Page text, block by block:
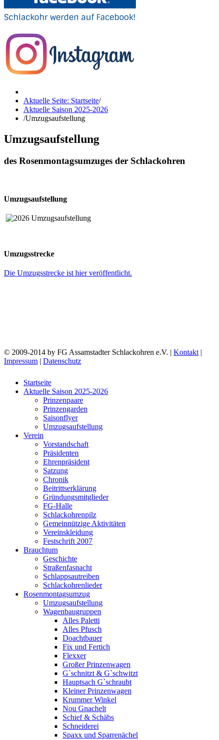
Aktuelle Seite: Startseite/
Aktuelle Saison 2025-2026
/Umzugsaufstellung
Umzugsaufstellung
des Rosenmontagsumzuges der Schlackohren
Umzugsaufstellung
Umzugsstrecke
Die Umzugsstrecke ist hier veröffentlicht.
© 2009-2014 by FG Assamstadter Schlackohren e.V. | Kontakt|
Impressum
Datenschutz
Startseite
Aktuelle Saison 2025-2026
Prinzenpaare
Prinzengarden
Saisonflyer
Umzugsaufstellung
Verein
Vorstandschaft
Präsidenten
Ehrenpräsident
Satzung
Chronik
Beitrittserklärung
Gründungsmitglieder
FG-Halle
Schlackohrenpilz
Gemeinnützige Aktivitäten
Vereinskleidung
Festschrift 2007
Brauchtum
Geschichte
Straßenfasnacht
Schlappsautreiben
Schlackohrenlieder
Rosenmontagsumzug
Umzugsaufstellung
Wagenbaugruppen
Alles Paletti
Alles Pfusch
Doachtbauer
Fix und Fertich
Flexxer
Großer Prinzenwagen
Gˋschnitzt & Gˋschwitzt
Hauptsach G`schraubt
Kleiner Prinzenwagen
Krummer Winkel
Nou Gnachelt
Schief & Schäbs
Schneiderei
Spaxx und Sparrenächel